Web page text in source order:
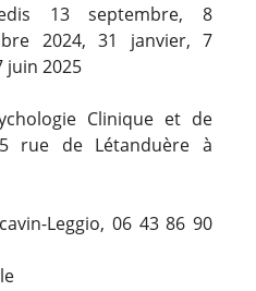
13 septembre, 8
2024, 31 janvier, 7
juin 2025
Clinique et de
rue de Létanduère à
Leggio, 06 43 86 90